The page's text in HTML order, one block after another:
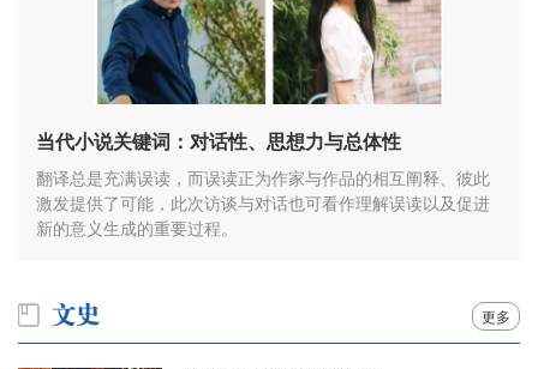
当代小说关键词：对话性、思想力与总体性
翻译总是充满误读，而误读正为作家与作品的相互阐释、彼此
激发提供了可能，此次访谈与对话也可看作理解误读以及促进
新的意义生成的重要过程。
更多